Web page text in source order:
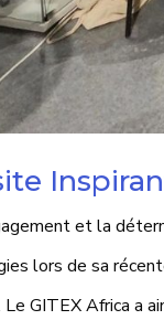
et la
lors de sa
Le GITEX Africa a